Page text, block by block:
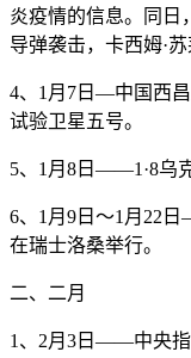
炎疫情的信息。同日
导弹袭击，卡西姆·苏
4、1月7日—中国西
试验卫星五号。
5、1月8日——1·8乌
6、1月9日～1月22
在瑞士洛桑举行。
二、二月
1、2月3日——中央指